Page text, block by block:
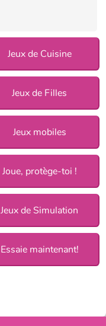
Jeux de Cuisine
Jeux de Filles
Jeux mobiles
Joue, protège-toi !
Jeux de Simulation
Essaie maintenant!